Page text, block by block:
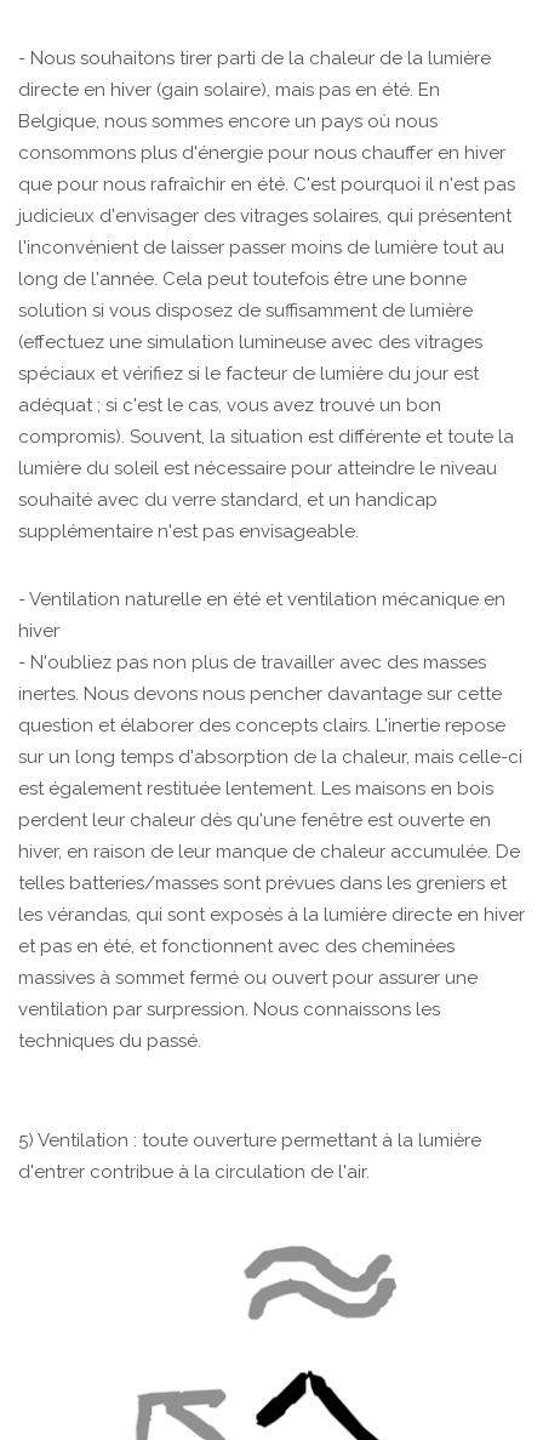
- Nous souhaitons tirer parti de la chaleur de la lumière
directe en hiver (gain solaire), mais pas en été. En
Belgique, nous sommes encore un pays où nous
consommons plus d'énergie pour nous chauffer en hiver
que pour nous rafraîchir en été. C'est pourquoi il n'est pas
judicieux d'envisager des vitrages solaires, qui présentent
l'inconvénient de laisser passer moins de lumière tout au
long de l'année. Cela peut toutefois être une bonne
solution si vous disposez de suffisamment de lumière
(effectuez une simulation lumineuse avec des vitrages
spéciaux et vérifiez si le facteur de lumière du jour est
adéquat ; si c'est le cas, vous avez trouvé un bon
compromis). Souvent, la situation est différente et toute la
lumière du soleil est nécessaire pour atteindre le niveau
souhaité avec du verre standard, et un handicap
supplémentaire n'est pas envisageable.
- Ventilation naturelle en été et ventilation mécanique en
hiver
- N'oubliez pas non plus de travailler avec des masses
inertes. Nous devons nous pencher davantage sur cette
question et élaborer des concepts clairs. L'inertie repose
sur un long temps d'absorption de la chaleur, mais celle-ci
est également restituée lentement. Les maisons en bois
perdent leur chaleur dès qu'une fenêtre est ouverte en
hiver, en raison de leur manque de chaleur accumulée. De
telles batteries/masses sont prévues dans les greniers et
les vérandas, qui sont exposés à la lumière directe en hiver
et pas en été, et fonctionnent avec des cheminées
massives à sommet fermé ou ouvert pour assurer une
ventilation par surpression. Nous connaissons les
techniques du passé.
5) Ventilation : toute ouverture permettant à la lumière
d'entrer contribue à la circulation de l'air.